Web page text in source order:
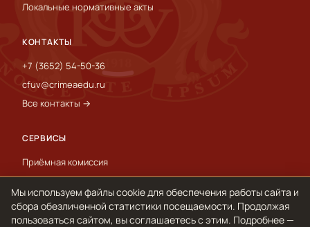
Локальные нормативные акты
КОНТАКТЫ
+7 (3652) 54-50-36
cfuv@crimeaedu.ru
Все контакты →
СЕРВИСЫ
Приёмная комиссия
Пресс-служба
International
Мы используем файлы cookie для обеспечения работы сайта и
сбора обезличенной статистики посещаемости. Продолжая
пользоваться сайтом, вы соглашаетесь с этим. Подробнее —